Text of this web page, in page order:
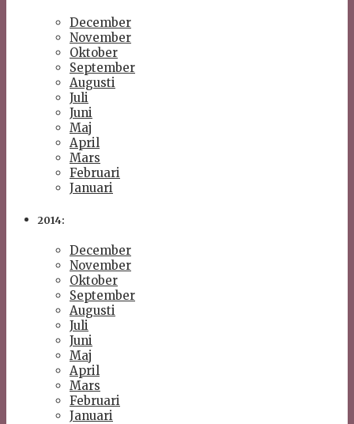
December
November
Oktober
September
Augusti
Juli
Juni
Maj
April
Mars
Februari
Januari
2014:
December
November
Oktober
September
Augusti
Juli
Juni
Maj
April
Mars
Februari
Januari